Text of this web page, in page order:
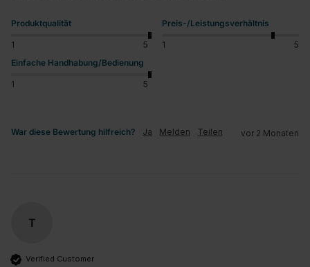
Produktqualität
1 5
Preis-/Leistungsverhältnis
1
5
Einfache Handhabung/Bedienung
1 5
War diese Bewertung hilfreich? Ja Melden Teilen vor 2 Monaten
T
Verified Customer